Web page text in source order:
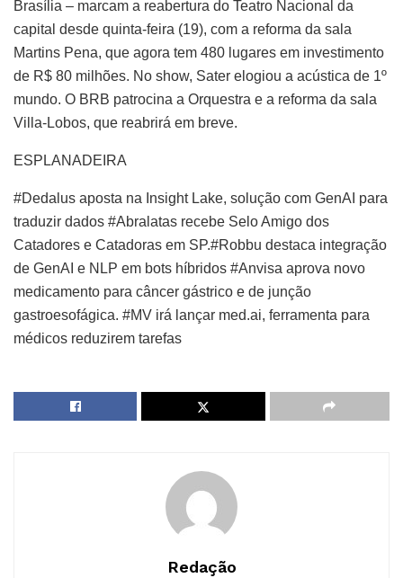
Brasília – marcam a reabertura do Teatro Nacional da
capital desde quinta-feira (19), com a reforma da sala
Martins Pena, que agora tem 480 lugares em investimento
de R$ 80 milhões. No show, Sater elogiou a acústica de 1º
mundo. O BRB patrocina a Orquestra e a reforma da sala
Villa-Lobos, que reabrirá em breve.
ESPLANADEIRA
#Dedalus aposta na Insight Lake, solução com GenAI para
traduzir dados #Abralatas recebe Selo Amigo dos
Catadores e Catadoras em SP.#Robbu destaca integração
de GenAI e NLP em bots híbridos #Anvisa aprova novo
medicamento para câncer gástrico e de junção
gastroesofágica. #MV irá lançar med.ai, ferramenta para
médicos reduzirem tarefas
Redação